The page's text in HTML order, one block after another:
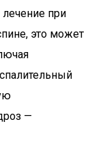
лечение при
это может
—